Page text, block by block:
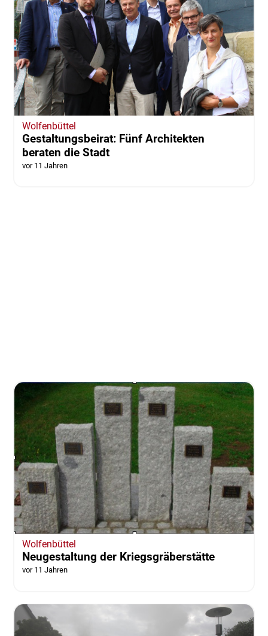
Wolfenbüttel
Gestaltungsbeirat: Fünf Architekten
beraten die Stadt
vor 11 Jahren
Wolfenbüttel
Neugestaltung der Kriegsgräberstätte
vor 11 Jahren